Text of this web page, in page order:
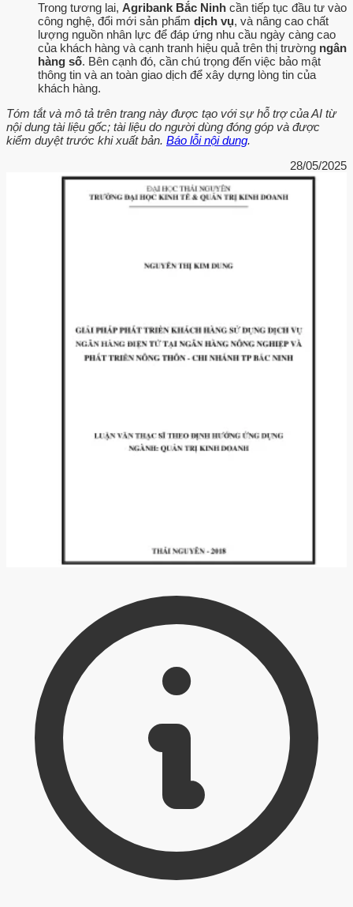
Trong tương lai, Agribank Bắc Ninh cần tiếp tục đầu tư vào
công nghệ, đổi mới sản phẩm dịch vụ, và nâng cao chất
lượng nguồn nhân lực để đáp ứng nhu cầu ngày càng cao
của khách hàng và cạnh tranh hiệu quả trên thị trường ngân
hàng số. Bên cạnh đó, cần chú trọng đến việc bảo mật
thông tin và an toàn giao dịch để xây dựng lòng tin của
khách hàng.
Tóm tắt và mô tả trên trang này được tạo với sự hỗ trợ của AI từ
nội dung tài liệu gốc; tài liệu do người dùng đóng góp và được
kiểm duyệt trước khi xuất bản. Báo lỗi nội dung.
28/05/2025